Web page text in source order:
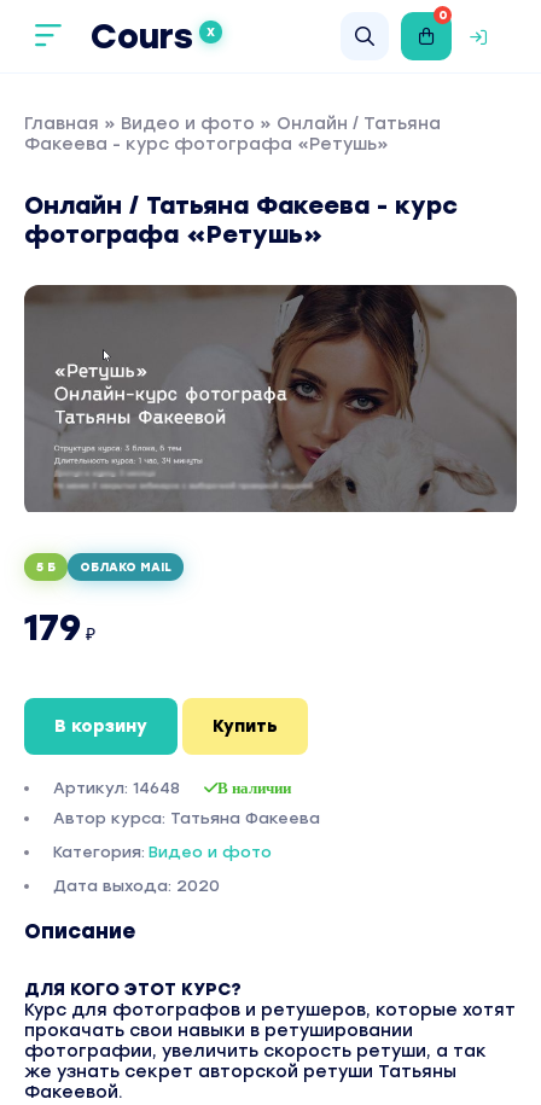
Cours X
0
Главная » Видео и фото » Онлайн / Татьяна
Факеева - курс фотографа «Ретушь»
Онлайн / Татьяна Факеева - курс
фотографа «Ретушь»
5 Б ОБЛАКО MAIL
179 ₽
В корзину Купить
Артикул: 14648 В наличии
Автор курса: Татьяна Факеева
Категория: Видео и фото
Дата выхода: 2020
Описание
ДЛЯ КОГО ЭТОТ КУРС?
Курс для фотографов и ретушеров, которые хотят
прокачать свои навыки в ретушировании
фотографии, увеличить скорость ретуши, а так
же узнать секрет авторской ретуши Татьяны
Факеевой.